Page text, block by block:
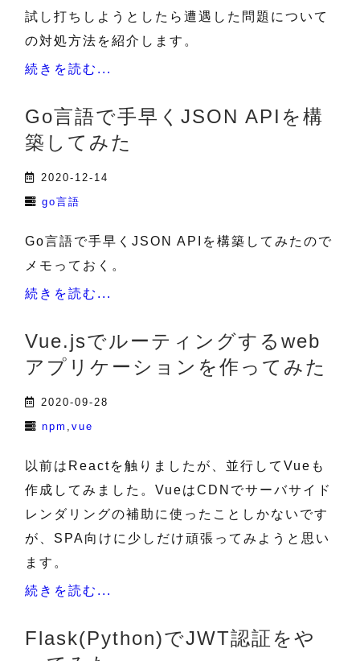
試し打ちしようとしたら遭遇した問題について
の対処方法を紹介します。
続きを読む...
Go言語で手早くJSON APIを構
築してみた
2020-12-14
go言語
Go言語で手早くJSON APIを構築してみたので
メモっておく。
続きを読む...
Vue.jsでルーティングするweb
アプリケーションを作ってみた
2020-09-28
npm
vue
以前はReactを触りましたが、並行してVueも
作成してみました。VueはCDNでサーバサイド
レンダリングの補助に使ったことしかないです
が、SPA向けに少しだけ頑張ってみようと思い
ます。
続きを読む...
Flask(Python)でJWT認証をや